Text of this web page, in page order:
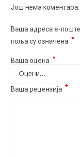
Још нема коментара.
Ваша адреса е-
поља су означена *
Ваша оцена *
Ваша рецензија *